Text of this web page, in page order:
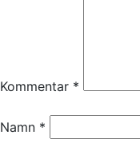
Kommentar *
Namn *